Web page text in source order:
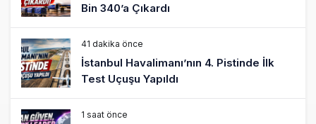
Bin 340’a Çıkardı
41 dakika önce
İstanbul Havalimanı’nın 4. Pistinde İlk
Test Uçuşu Yapıldı
1 saat önce